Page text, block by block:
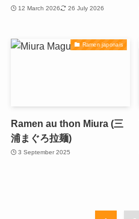
12 March 2026 26 July 2026
Ramen japonais
Ramen au thon Miura (三
浦まぐろ拉麺)
3 September 2025